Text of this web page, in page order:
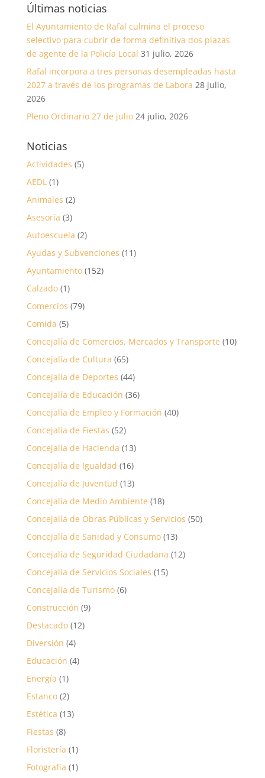
Últimas noticias
El Ayuntamiento de Rafal culmina el proceso
selectivo para cubrir de forma definitiva dos plazas
de agente de la Policía Local 31 julio, 2026
Rafal incorpora a tres personas desempleadas hasta
2027 a través de los programas de Labora 28 julio,
2026
Pleno Ordinario 27 de julio 24 julio, 2026
Noticias
Actividades (5)
AEDL(1)
Animales (2)
Asesoría (3)
Autoescuela (2)
Ayudas y Subvenciones (11)
Ayuntamiento(152)
Calzado(1)
Comercios (79)
Comida (5)
Concejalía de Comercios, Mercados y Transporte (10)
Concejalía de Cultura (65)
Concejalía de Deportes (44)
Concejalía de Educación (36)
Concejalía de Empleo y Formación (40)
Concejalía de Fiestas (52)
Concejalía de Hacienda (13)
Concejalía de Igualdad (16)
Concejalía de Juventud (13)
Concejalía de Medio Ambiente (18)
Concejalía de Obras Públicas y Servicios (50)
Concejalía de Sanidad y Consumo(13)
Concejalía de Seguridad Ciudadana (12)
Concejalía de Servicios Sociales (15)
Concejalía de Turismo(6)
Construcción (9)
Destacado(12)
Diversión (4)
Educación (4)
Energía (1)
Estanco(2)
Estética (13)
Fiestas (8)
Floristería (1)
Fotografía (1)